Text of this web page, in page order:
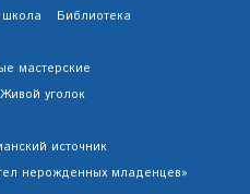
школа Библиотека
мастерские
Живой уголок
источник
нерожденных младенцев»